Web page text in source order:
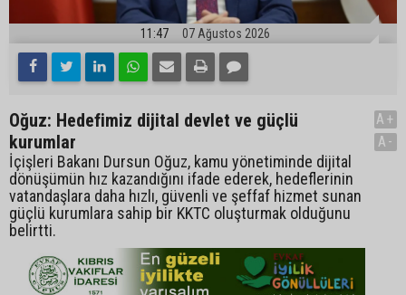
11:47 07 Ağustos 2026
Oğuz: Hedefimiz dijital devlet ve güçlü
kurumlar
İçişleri Bakanı Dursun Oğuz, kamu yönetiminde dijital
dönüşümün hız kazandığını ifade ederek, hedeflerinin
vatandaşlara daha hızlı, güvenli ve şeffaf hizmet sunan
güçlü kurumlara sahip bir KKTC oluşturmak olduğunu
belirtti.
A+
A-